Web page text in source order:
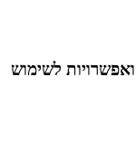
לשימוש